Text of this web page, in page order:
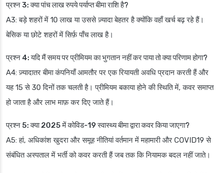
प्रश्न 3: क्या पांच लाख रुपये पर्याप्त बीमा राशि है?
A3: बड़े शहरों में 10 लाख या उससे ज़्यादा बेहतर है क्योंकि वहाँ खर्च बढ़ रहे हैं।
बेसिक या छोटे शहरों में सिर्फ़ पाँच लाख है।
प्रश्न 4: यदि मैं समय पर प्रीमियम का भुगतान नहीं कर पाया तो क्या परिणाम होगा?
A4: ज़्यादातर बीमा कंपनियाँ आमतौर पर एक रियायती अवधि प्रदान करती हैं और
यह 15 से 30 दिनों तक चलती है। प्रीमियम बकाया होने की स्थिति में, कवर समाप्त
हो जाता है और लाभ माफ़ कर दिए जाते हैं।
प्रश्न 5: क्या 2025 में कोविड-19 स्वास्थ्य बीमा द्वारा कवर किया जाएगा?
A5: हां, अधिकांश खुदरा और समूह नीतियां वर्तमान में महामारी और COVID19 से
संबंधित अस्पताल में भर्ती को कवर करती हैं जब तक कि नियामक बदल नहीं जाते।